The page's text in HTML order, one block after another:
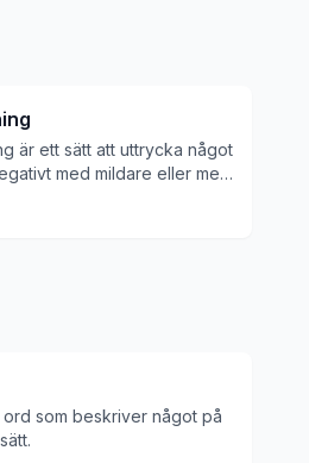
är ett sätt att uttrycka något
med mildare eller mer
motsvarigheten till
som beskriver något på